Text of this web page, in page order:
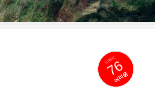
GRSIC
76
어려움